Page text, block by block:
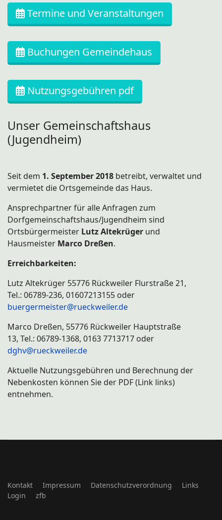
Termine und Veranstaltungen
Buchungen Gemeindehaus
Nutzungsgebühren pdf
Unser Gemeinschaftshaus
(Jugendheim)
Seit dem 1. September 2018 betreibt, verwaltet und
vermietet die Ortsgemeinde das Haus.
Ansprechpartner für alle Anfragen zum
Dorfgemeinschaftshaus/Jugendheim sind
Ortsbürgermeister Lutz Altekrüger und
Hausmeister Marco Dreßen.
Erreichbarkeiten:
Lutz Altekrüger 55776 Rückweiler Flurstraße 21,
Tel.: 06789-236, 01607213155 oder
buergermeister@rueckweiler.de
Marco Dreßen, 55776 Rückweiler Hauptstraße
13, Tel.: 06789-1368, 0163 7713717 oder
dghv@rueckweiler.de
Aktuelle Nutzungsgebühren und Berechnung der
Nebenkosten können Sie der PDF (Link links)
entnehmen.
Kontakt Impressum Datenschutzverordnung
Links
Login
zfb